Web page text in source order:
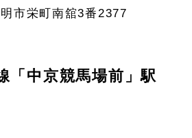
市栄町南舘3番2377
「中京競馬場前」駅